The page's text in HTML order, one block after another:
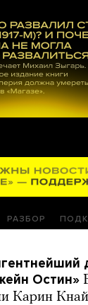
РАЗБОР
Остин»
Карин